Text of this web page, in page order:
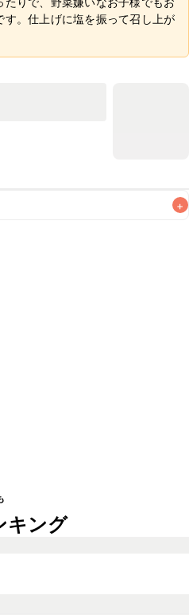
。仕上げに塩を振って召し上が
+
です。なるべくお早めにお召
キング